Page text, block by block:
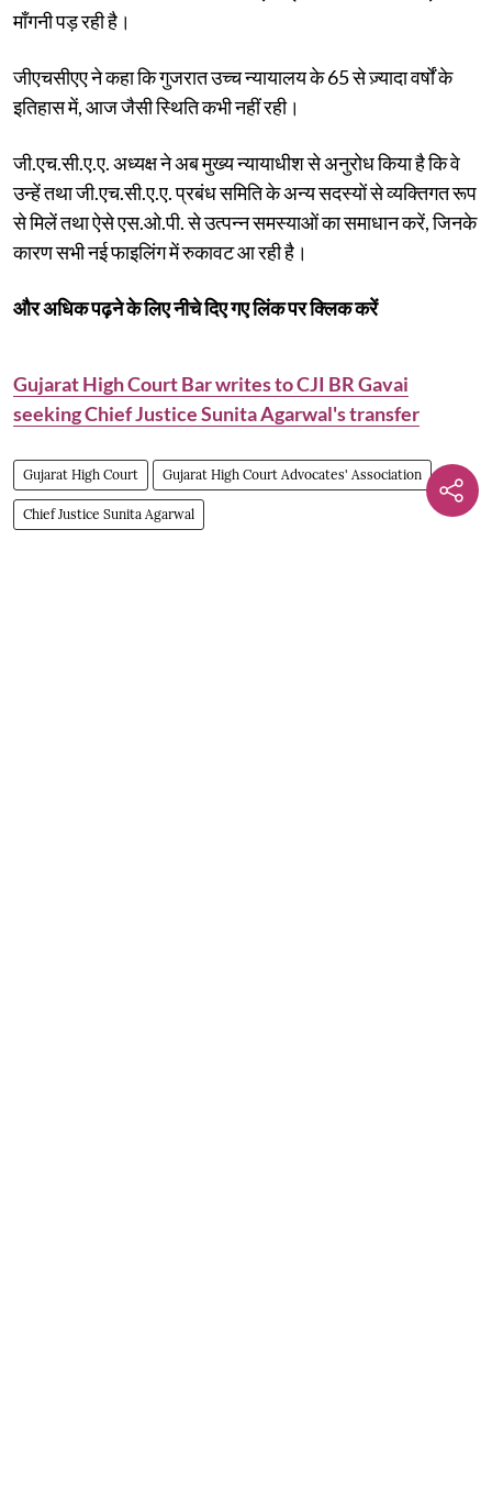
माँगनी पड़ रही है।
जीएचसीएए ने कहा कि गुजरात उच्च न्यायालय के 65 से ज़्यादा वर्षों के
इतिहास में, आज जैसी स्थिति कभी नहीं रही।
जी.एच.सी.ए.ए. अध्यक्ष ने अब मुख्य न्यायाधीश से अनुरोध किया है कि वे
उन्हें तथा जी.एच.सी.ए.ए. प्रबंध समिति के अन्य सदस्यों से व्यक्तिगत रूप
से मिलें तथा ऐसे एस.ओ.पी. से उत्पन्न समस्याओं का समाधान करें, जिनके
कारण सभी नई फाइलिंग में रुकावट आ रही है।
और अधिक पढ़ने के लिए नीचे दिए गए लिंक पर क्लिक करें
Gujarat High Court Bar writes to CJI BR Gavai
seeking Chief Justice Sunita Agarwal's transfer
Gujarat High Court Gujarat High Court Advocates' Association
Chief Justice Sunita Agarwal